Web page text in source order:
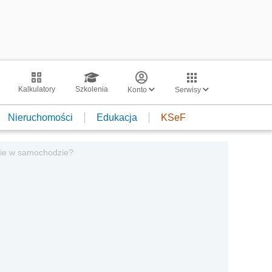
Kalkulatory Szkolenia Konto Serwisy
Nieruchomości Edukacja KSeF
w samochodzie?